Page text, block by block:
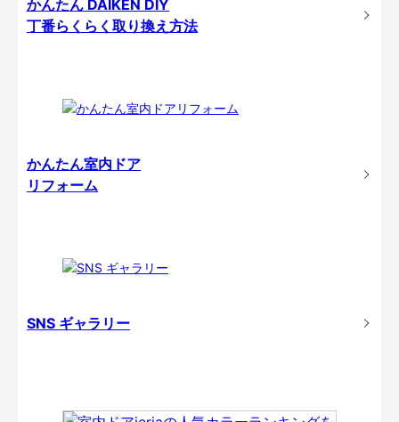
かんたん DAIKEN DIY
丁番らくらく取り換え方法
かんたん室内ドア
リフォーム
SNS ギャラリー